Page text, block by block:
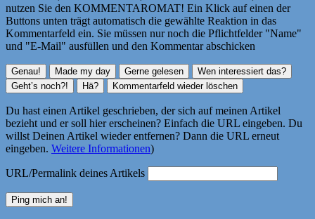
nutzen Sie den KOMMENTAROMAT! Ein Klick auf einen der
Buttons unten trägt automatisch die gewählte Reaktion in das
Kommentarfeld ein. Sie müssen nur noch die Pflichtfelder "Name"
und "E-Mail" ausfüllen und den Kommentar abschicken
Du hast einen Artikel geschrieben, der sich auf meinen Artikel
bezieht und er soll hier erscheinen? Einfach die URL eingeben. Du
willst Deinen Artikel wieder entfernen? Dann die URL erneut
eingeben. Weitere Informationen)
URL/Permalink deines Artikels